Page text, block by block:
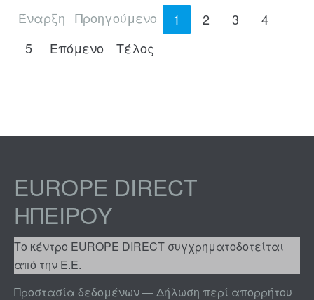
Έναρξη Προηγούμενο 1 2 3
4
5
Επόμενο Τέλος
EUROPE DIRECT
ΗΠΕΊΡΟΥ
Το κέντρο EUROPE DIRECT συγχρηματοδοτείται
από την Ε.Ε.
Προστασία δεδομένων — Δήλωση περί απορρήτου